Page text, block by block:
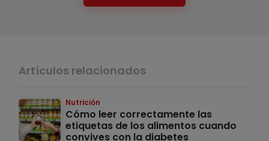
Artículos relacionados
Nutrición
Cómo leer correctamente las
etiquetas de los alimentos cuando
convives con la diabetes